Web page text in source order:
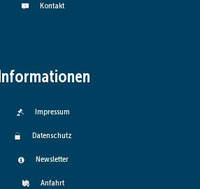
Kontakt
Informationen
Impressum
Datenschutz
Newsletter
Anfahrt